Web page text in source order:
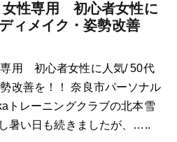
性専用 初心者女性に
ィメイク・姿勢改善
用 初心者女性に人気/ 50代
改善を！！ 奈良市パーソナル
トレーニングクラブの北本雪
暑い日も続きましたが、…..